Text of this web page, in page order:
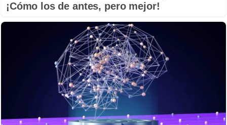
¡Cómo los de antes, pero mejor!